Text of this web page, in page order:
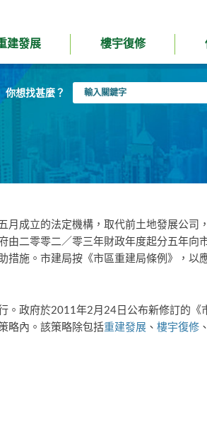
建發展 樓宇復修
你想找甚麼？
入
月成立的法定機構，取代前土地發展公司
由二零零二／零三年財政年度起分五年向
施。市建局按《市區重建局條例》，以
。政府於2011年2月24日公布新修訂的《
略內。該策略除包括重建發展 、 樓宇復修 、